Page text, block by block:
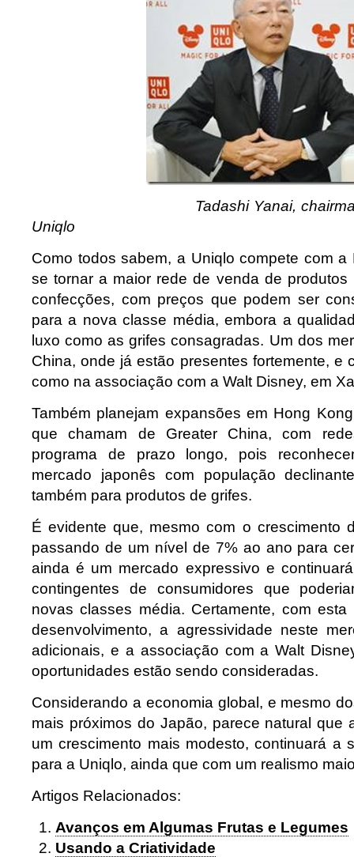
Tadashi Yanai, chairman da
Uniqlo
Como todos sabem, a Uniqlo compete com
se tornar a maior rede de venda de produtos
confecções, com preços que podem ser
para a nova classe média, embora a
luxo como as grifes consagradas. Um dos
China, onde já estão presentes fortemente, e
como na associação com a Walt Disney, em
Também planejam expansões em Hong
que chamam de Greater China, com
programa de prazo longo, pois
mercado japonês com população
também para produtos de grifes.
É evidente que, mesmo com o crescimento
passando de um nível de 7% ao ano para
ainda é um mercado expressivo e
contingentes de consumidores que
novas classes média. Certamente, com
desenvolvimento, a agressividade neste
adicionais, e a associação com a Walt
oportunidades estão sendo consideradas.
Considerando a economia global, e mesmo
mais próximos do Japão, parece natural que
um crescimento mais modesto, continuará a
para a Uniqlo, ainda que com um realismo
Artigos Relacionados:
Avanços em Algumas Frutas e Legumes
Usando a Criatividade